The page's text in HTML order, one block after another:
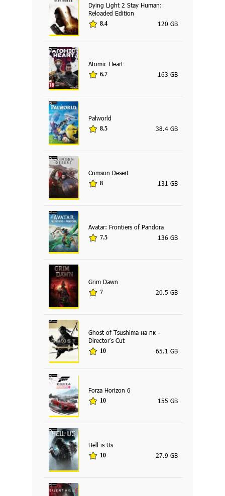
Dying Light 2 Stay Human:
Reloaded Edition
8.4 120 GB
Atomic Heart
6.7 163 GB
Palworld
8.5 38.4 GB
Crimson Desert
8 131 GB
Avatar: Frontiers of Pandora
7.5 136 GB
Grim Dawn
7 20.5 GB
Ghost of Tsushima на пк -
Director's Cut
10 65.1 GB
Forza Horizon 6
10 155 GB
Hell is Us
10 27.9 GB